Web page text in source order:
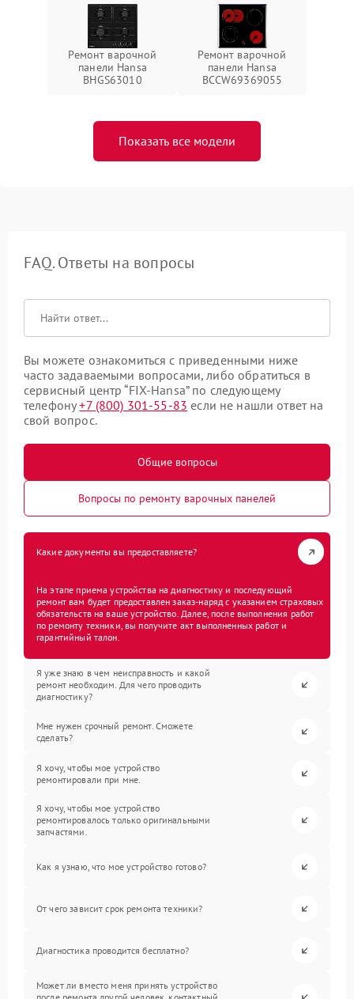
Ремонт варочной
панели Hansa
BHGS63010
Ремонт варочной
панели Hansa
BCCW69369055
Показать все модели
FAQ. Ответы на вопросы
Вы можете ознакомиться с приведенными ниже
часто задаваемыми вопросами, либо обратиться в
сервисный центр “FIX-Hansa” по следующему
телефону+7 (800) 301-55-83 если не нашли ответ на
свой вопрос.
Общие вопросы
Вопросы по ремонту варочных панелей
Какие документы вы предоставляете?
На этапе приема устройства на диагностику и последующий
ремонт вам будет предоставлен заказ-наряд с указанием страховых
обязательств на ваше устройство. Далее, после выполнения работ
по ремонту техники, вы получите акт выполненных работ и
гарантийный талон.
Я уже знаю в чем неисправность и какой
ремонт необходим. Для чего проводить
диагностику?
Мне нужен срочный ремонт. Сможете
сделать?
Я хочу, чтобы мое устройство
ремонтировали при мне.
Я хочу, чтобы мое устройство
ремонтировалось только оригинальными
запчастями.
Как я узнаю, что мое устройство готово?
От чего зависит срок ремонта техники?
Диагностика проводится бесплатно?
Может ли вместо меня принять устройство